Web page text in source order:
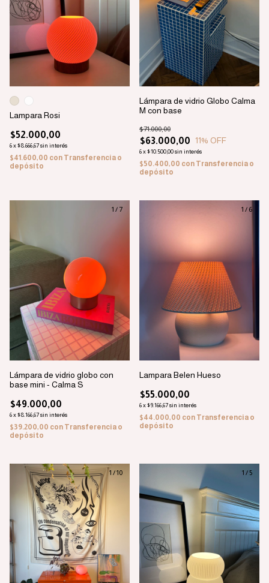
Lampara Rosi
$52.000,00
6x$8.666,67sin interés
$41.600,00 con Transferencia o
depósito
Lámpara de vidrio Globo Calma
M con base
$63.000,00
$71.000,00
11% OFF
6x$10.500,00sin interés
$50.400,00 con Transferencia o
depósito
1 /7
Lámpara de vidrio globo con
base mini - Calma S
$49.000,00
6x$8.166,67sin interés
$39.200,00 con Transferencia o
depósito
1 / 6
Lampara Belen Hueso
$55.000,00
6x$9.166,67sin interés
$44.000,00 con Transferencia o
depósito
1 /10 1 / 5